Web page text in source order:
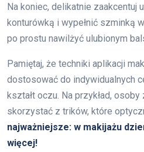
Na koniec, delikatnie zaakcentuj
konturówką i wypełnić szminką
po prostu nawilżyć ulubionym
Pamiętaj, że techniki aplikacji
dostosować do indywidualnych
kształt oczu. Na przykład,
skorzystać z trików, które
najważniejsze: w makijażu
więcej!